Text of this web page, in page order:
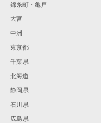
錦糸町・亀戸
大宮
中洲
東京都
千葉県
北海道
静岡県
石川県
広島県